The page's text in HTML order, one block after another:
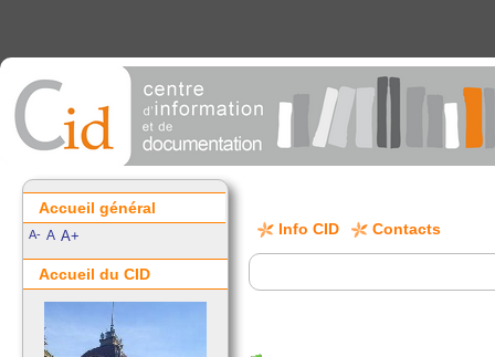
Info CID Contacts
Accueil général
A- A A+
Accueil du CID